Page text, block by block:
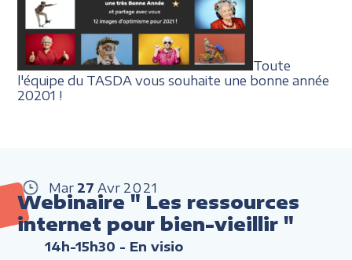
Toute
l'équipe du TASDA vous souhaite une bonne année
20201 !
Mar 27 Avr 2021
Webinaire " Les ressources
internet pour bien-vieillir "
14h-15h30 - En visio